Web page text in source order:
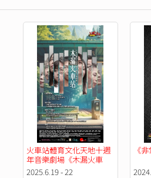
火車站體育文化天地十週
年音樂劇場《木漏火車
站》
2025.6.19 - 22
《